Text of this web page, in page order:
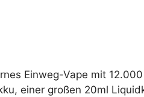
Einweg-Vape mit
einer großen 20ml